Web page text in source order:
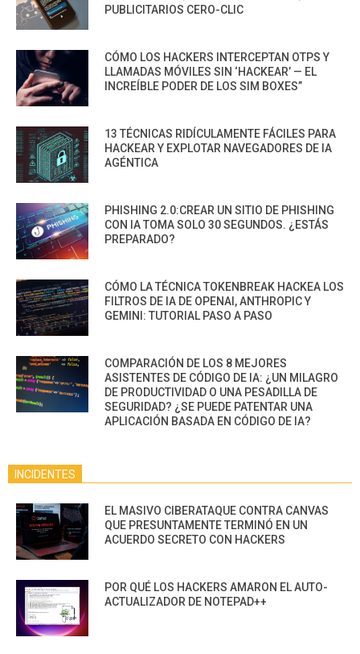
PUBLICITARIOS CERO-CLIC
CÓMO LOS HACKERS INTERCEPTAN OTPS Y
LLAMADAS MÓVILES SIN ‘HACKEAR’ — EL
INCREÍBLE PODER DE LOS SIM BOXES”
13 TÉCNICAS RIDÍCULAMENTE FÁCILES PARA
HACKEAR Y EXPLOTAR NAVEGADORES DE IA
AGÉNTICA
PHISHING 2.0:CREAR UN SITIO DE PHISHING
CON IA TOMA SOLO 30 SEGUNDOS. ¿ESTÁS
PREPARADO?
CÓMO LA TÉCNICA TOKENBREAK HACKEA LOS
FILTROS DE IA DE OPENAI, ANTHROPIC Y
GEMINI: TUTORIAL PASO A PASO
COMPARACIÓN DE LOS 8 MEJORES
ASISTENTES DE CÓDIGO DE IA: ¿UN MILAGRO
DE PRODUCTIVIDAD O UNA PESADILLA DE
SEGURIDAD? ¿SE PUEDE PATENTAR UNA
APLICACIÓN BASADA EN CÓDIGO DE IA?
INCIDENTES
EL MASIVO CIBERATAQUE CONTRA CANVAS
QUE PRESUNTAMENTE TERMINÓ EN UN
ACUERDO SECRETO CON HACKERS
POR QUÉ LOS HACKERS AMARON EL AUTO-
ACTUALIZADOR DE NOTEPAD++